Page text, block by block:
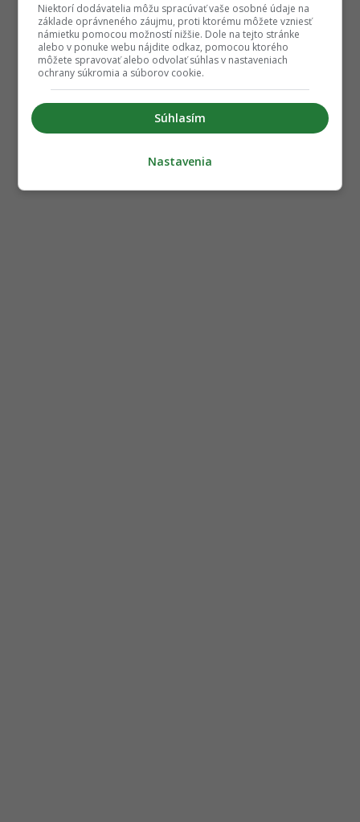
Niektorí dodávatelia môžu spracúvať vaše osobné údaje na
základe oprávneného záujmu, proti ktorému môžete vzniesť
námietku pomocou možností nižšie. Dole na tejto stránke
alebo v ponuke webu nájdite odkaz, pomocou ktorého
môžete spravovať alebo odvolať súhlas v nastaveniach
ochrany súkromia a súborov cookie.
Súhlasím
Nastavenia